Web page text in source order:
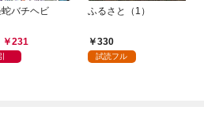
バチヘビ
231
ふるさと（1）
330
試読フル